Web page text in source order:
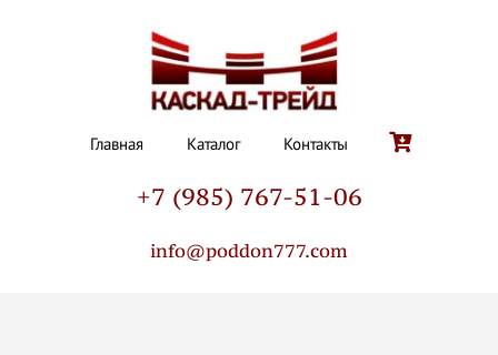
Главная Каталог Контакты
+7 (985) 767-51-06
info@poddon777.com